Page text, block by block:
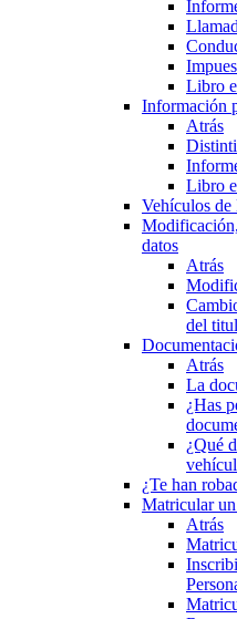
Libro
Información
Atrás
Libro
Vehículos
datos
Atrás
del
Atrás
La
¿Has
¿Qué
¿Te han
Matricular
Atrás